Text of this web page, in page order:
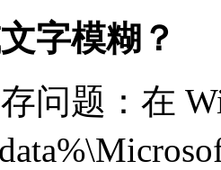
模糊？
题：在